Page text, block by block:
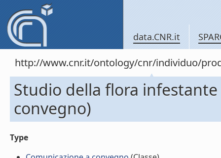
data.CNR.it
http://www.cnr.it/ontology/cnr/individuo/
Studio della flora
convegno)
Type